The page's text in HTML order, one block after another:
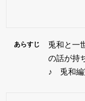
あらすじ
兎和と一
の話が持
♪ 兎和編